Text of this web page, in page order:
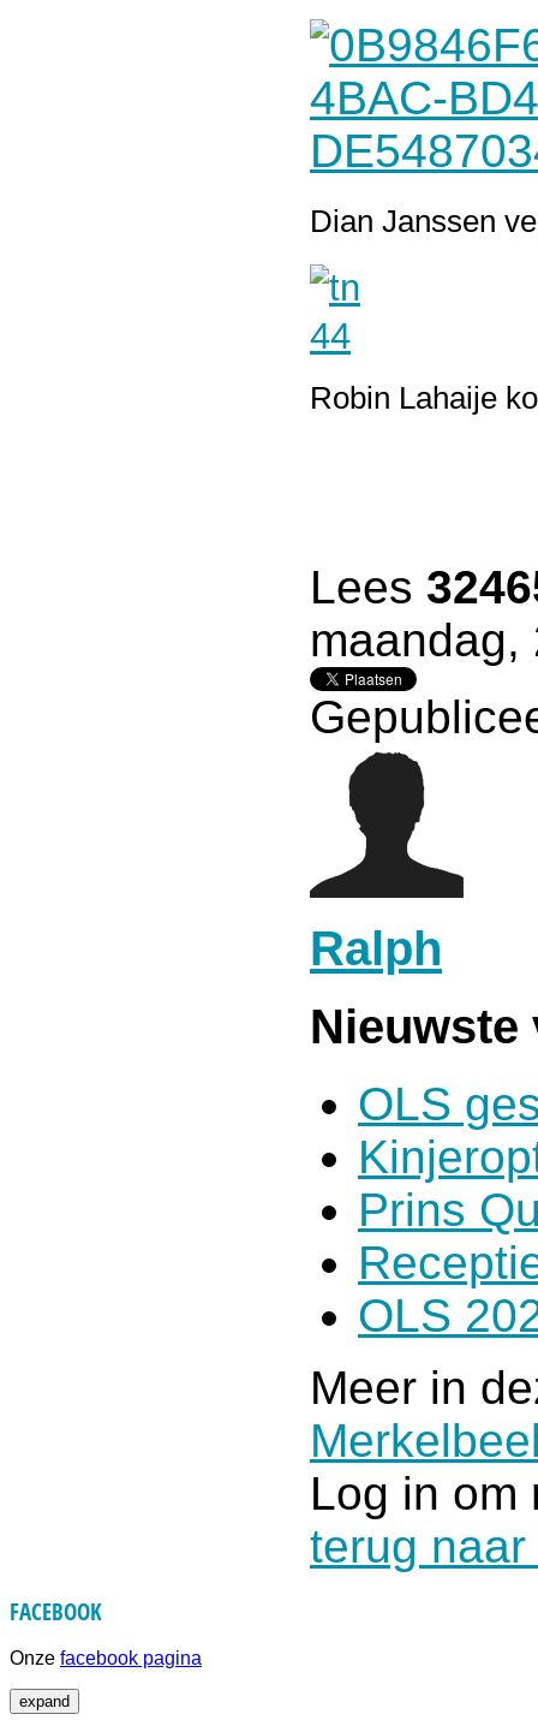
Dian Janssen
Robin Lahaije
Lees
maandag,
Ralph
Nieuwste
OLS
Prins
OLS
Meer in
Log in om
terug
FACEBOOK
Onze facebook pagina
expand